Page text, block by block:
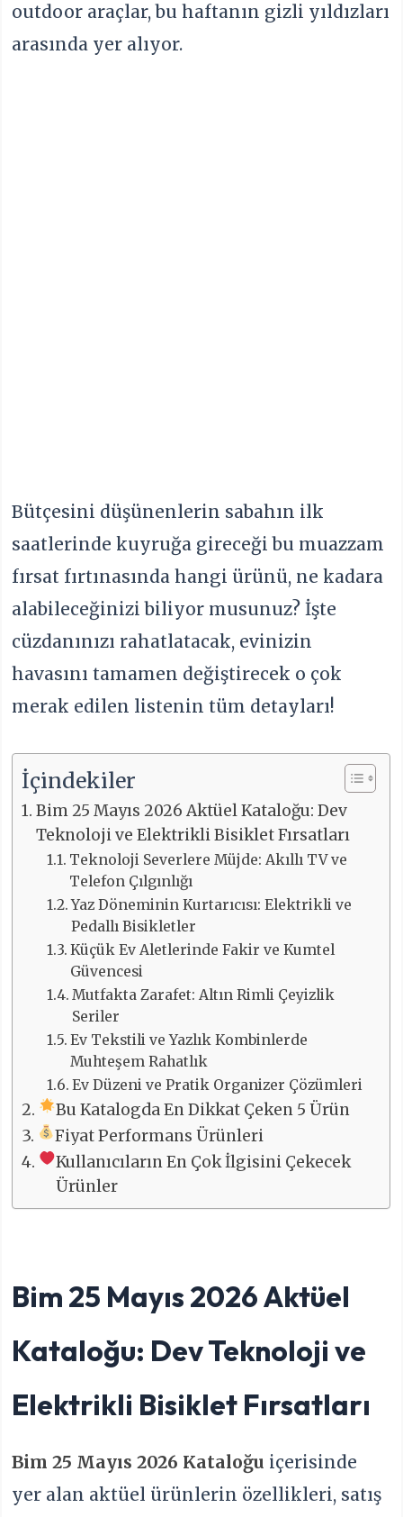
outdoor araçlar, bu haftanın gizli yıldızları
arasında yer alıyor.
Bütçesini düşünenlerin sabahın ilk
saatlerinde kuyruğa gireceği bu muazzam
fırsat fırtınasında hangi ürünü, ne kadara
alabileceğinizi biliyor musunuz? İşte
cüzdanınızı rahatlatacak, evinizin
havasını tamamen değiştirecek o çok
merak edilen listenin tüm detayları!
İçindekiler
Bim 25 Mayıs 2026 Aktüel Kataloğu: Dev
Teknoloji ve Elektrikli Bisiklet Fırsatları
Teknoloji Severlere Müjde: Akıllı TV ve
Telefon Çılgınlığı
Yaz Döneminin Kurtarıcısı: Elektrikli ve
Pedallı Bisikletler
Küçük Ev Aletlerinde Fakir ve Kumtel
Güvencesi
Mutfakta Zarafet: Altın Rimli Çeyizlik
Seriler
Ev Tekstili ve Yazlık Kombinlerde
Muhteşem Rahatlık
Ev Düzeni ve Pratik Organizer Çözümleri
Bu Katalogda En Dikkat Çeken 5 Ürün
Fiyat Performans Ürünleri
Kullanıcıların En Çok İlgisini Çekecek
Ürünler
Bim 25 Mayıs 2026 Aktüel
Kataloğu: Dev Teknoloji ve
Elektrikli Bisiklet Fırsatları
Bim 25 Mayıs 2026 Kataloğu içerisinde
yer alan aktüel ürünlerin özellikleri, satış